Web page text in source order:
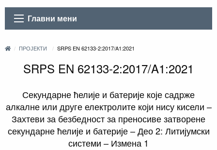
Главни мени
ПРОЈЕКТИ SRPS EN 62133-2:2017/A1:2021
SRPS EN 62133-2:2017/A1:2021
Секундарне ћелије и батерије које садрже
алкалне или друге електролите који нису кисели –
Захтеви за безбедност за преносиве затворене
секундарне ћелије и батерије – Део 2: Литијумски
системи – Измена 1